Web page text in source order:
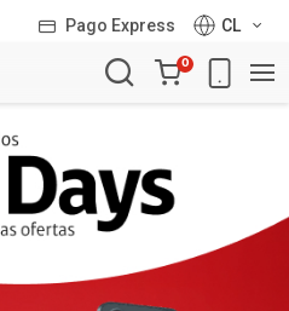
Pago Express
CL
Carro
de
0